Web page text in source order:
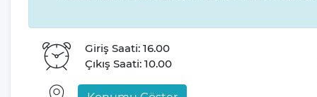
Villa Lilyum Çiftlik 1,Tatilseverlerin unutulmaz anılar
siz ve sevdiklerinizle paylaşılan her özel anın bir
Giriş Saati: 16.00
Çıkış Saati: 10.00